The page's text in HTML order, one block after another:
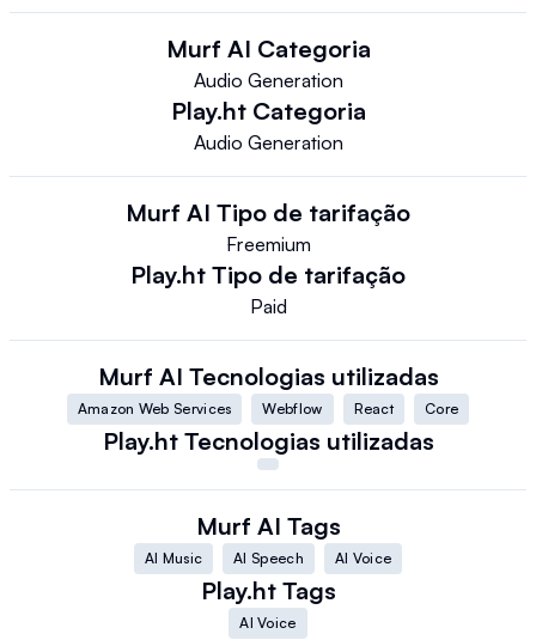
Murf AI Categoria
Audio Generation
Play.ht Categoria
Audio Generation
Murf AI Tipo de tarifação
Freemium
Play.ht Tipo de tarifação
Paid
Murf AI Tecnologias utilizadas
Amazon Web Services Webflow React Core
Play.ht Tecnologias utilizadas
Murf AI Tags
AI Music AI Speech AI Voice
Play.ht Tags
AI Voice